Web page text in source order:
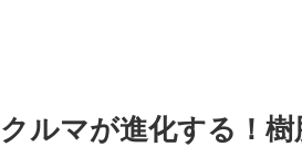
クルマが進化する！